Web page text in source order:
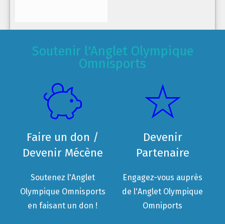
Soutenir l'Anglet Olympique
Omnisports
Faire un don /
Devenir Mécène
Soutenez l'Anglet
Olympique Omnisports
en faisant un don !
Devenir
Partenaire
Engagez-vous auprès
de l'Anglet Olympique
Omniports